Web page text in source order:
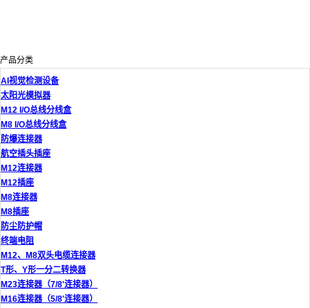
产品分类
AI视觉检测设备
太阳光模拟器
M12 I/O总线分线盒
M8 I/O总线分线盒
防爆连接器
航空插头插座
M12连接器
M12插座
M8连接器
M8插座
防尘防护帽
终端电阻
M12、M8双头电缆连接器
T形、Y形一分二转换器
M23连接器（7/8'连接器）
M16连接器（5/8'连接器）